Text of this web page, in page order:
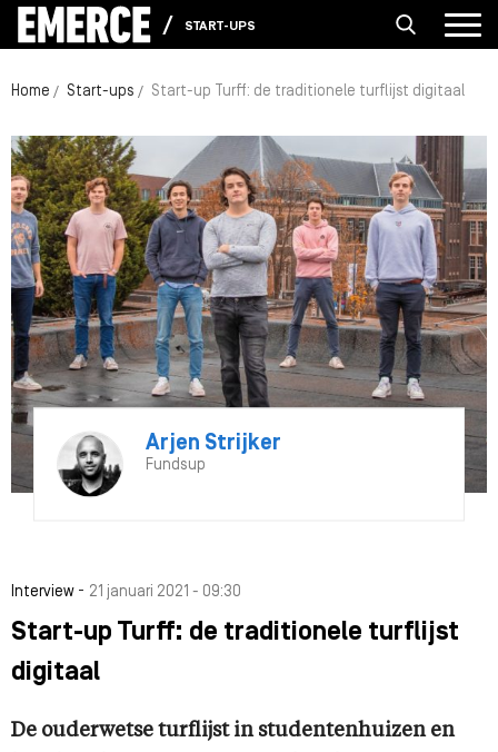
START-UPS
Home Start-ups Start-up Turff: de traditionele turflijst digitaal
Arjen Strijker
Fundsup
Interview - 21 januari 2021 - 09:30
Start-up Turff: de traditionele turflijst
digitaal
De ouderwetse turflijst in studentenhuizen en